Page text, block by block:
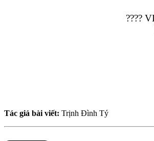
????
Tác giả bài viết: Trịnh Đình Tý